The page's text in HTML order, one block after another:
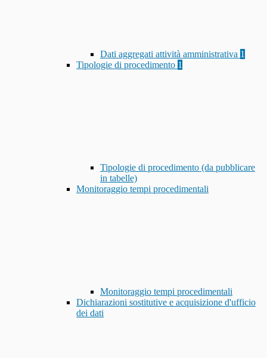
Dati aggregati attività amministrativa 1
Tipologie di procedimento 1
Tipologie di procedimento (da pubblicare
in tabelle)
Monitoraggio tempi procedimentali
Monitoraggio tempi procedimentali
Dichiarazioni sostitutive e acquisizione d'ufficio
dei dati